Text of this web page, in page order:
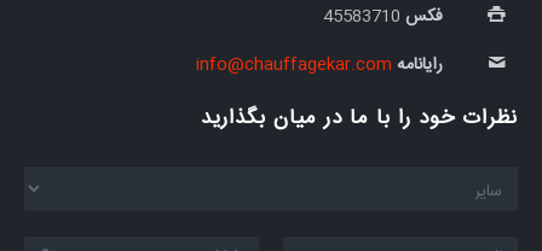
فکس
رایانامه info@chauffagekar.com
نظرات خود را با ما در میان بگذارید